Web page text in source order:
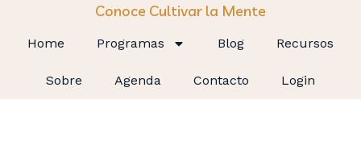
Conoce Cultivar la Mente
Home Programas Blog Recursos
Sobre Agenda Contacto Login